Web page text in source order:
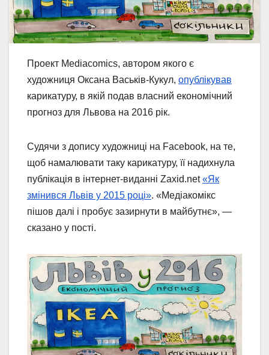
Проект Mediacomics, автором якого є
художниця Оксана Васьків-Кукул, опублікував
карикатуру, в якій подав власний економічний
прогноз для Львова на 2016 рік.
Судячи з допису художниці на Facebook, на те,
щоб намалювати таку карикатуру, її надихнула
публікація в інтернет-виданні Zaxid.net«Як
змінився Львів у 2015 році». «Медіакомікс
пішов далі і пробує зазирнути в майбутнє», —
сказано у пості.